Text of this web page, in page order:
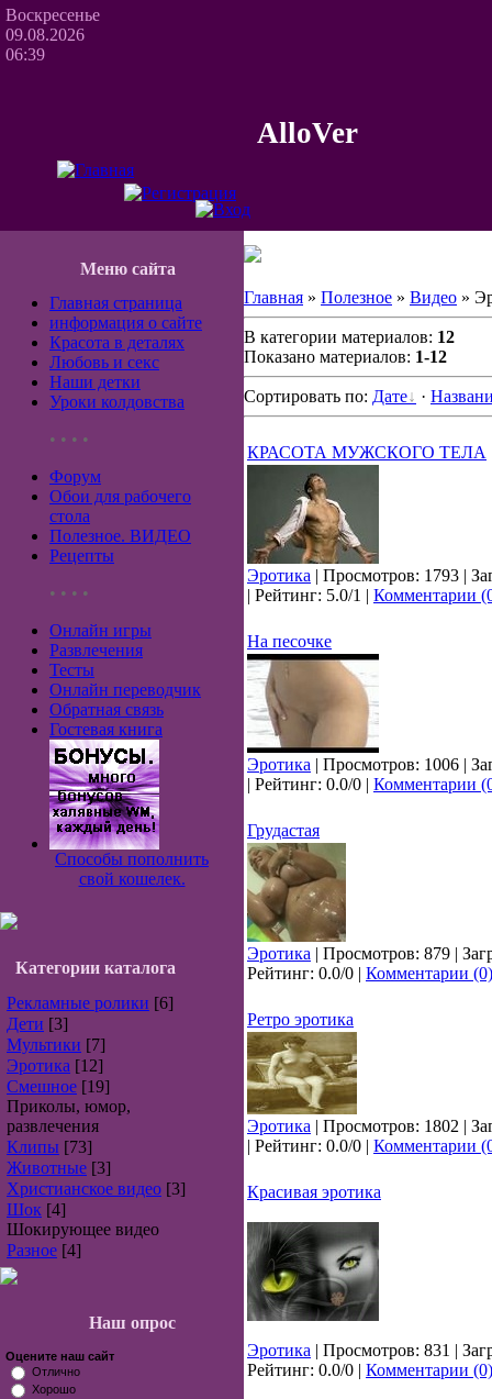
Воскресенье
09.08.2026
06:39
AlloVer
Меню сайта
Главная страница
информация о сайте
Красота в деталях
Любовь и секс
Наши детки
Уроки колдовства
• • • •
Форум
Обои для рабочего
стола
Полезное. ВИДЕО
Рецепты
• • • •
Онлайн игры
Развлечения
Тесты
Онлайн переводчик
Обратная связь
Гостевая книга
Способы пополнить
свой кошелек.
Категории каталога
Рекламные ролики [6]
Дети [3]
Мультики [7]
Эротика [12]
Смешное [19]
Приколы, юмор,
развлечения
Клипы [73]
Животные [3]
Христианское видео [3]
Шок [4]
Шокирующее видео
Разное [4]
Наш опрос
Оцените наш сайт
Отлично
Хорошо
Главная » Полезное » Видео »
В категории материалов: 12
Показано материалов: 1-12
Сортировать по: Дате ·
КРАСОТА МУЖСКОГО ТЕЛА
Эротика | Просмотров: 1793 |
| Рейтинг: 5.0/1 | Комментарии
На песочке
Эротика | Просмотров: 1006 |
| Рейтинг: 0.0/0 | Комментарии
Грудастая
Эротика | Просмотров: 879 |
Рейтинг: 0.0/0 | Комментарии (0)
Ретро эротика
Эротика | Просмотров: 1802 |
| Рейтинг: 0.0/0 | Комментарии
Красивая эротика
Эротика | Просмотров: 831 |
Рейтинг: 0.0/0 | Комментарии (0)